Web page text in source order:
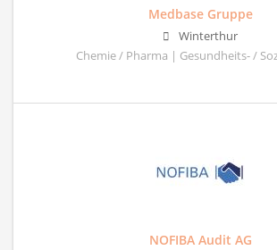
Medbase Gruppe
Winterthur
Chemie / Pharma | Gesundheits- /
NOFIBA Audit AG